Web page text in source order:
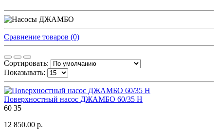
Сравнение товаров (0)
Сортировать:
Показывать:
Поверхностный насос ДЖАМБО 60/35 Н
60 35
12 850.00 р.